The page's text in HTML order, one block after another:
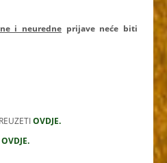
i neuredne prijave neće biti
OVDJE.
OVDJE.